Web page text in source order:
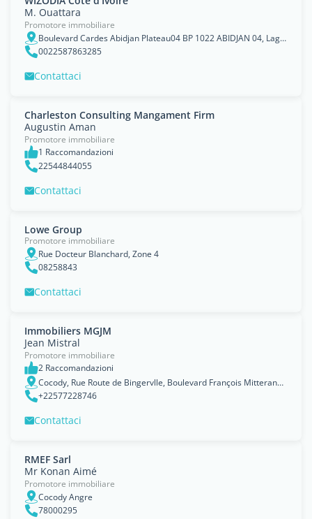
M. Ouattara
Promotore immobiliare
Boulevard Cardes Abidjan Plateau04 BP 1022 ABIDJAN 04, Lagunes
0022587863285
Contattaci
Charleston Consulting Mangament Firm
Augustin Aman
Promotore immobiliare
1 Raccomandazioni
22544844055
Contattaci
Lowe Group
Promotore immobiliare
Rue Docteur Blanchard, Zone 4
08258843
Contattaci
Immobiliers MGJM
Jean Mistral
Promotore immobiliare
2 Raccomandazioni
Cocody, Rue Route de Bingervlle, Boulevard François Mitterand, Lagunes
+22577228746
Contattaci
RMEF Sarl
Mr Konan Aimé
Promotore immobiliare
Cocody Angre
78000295